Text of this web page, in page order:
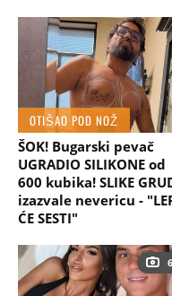
OTIŠAO POD NOŽ
ŠOK! Bugarski pevač
UGRADIO SILIKONE od
600 kubika! SLIKE
izazvale nevericu -
ĆE SESTI"
6